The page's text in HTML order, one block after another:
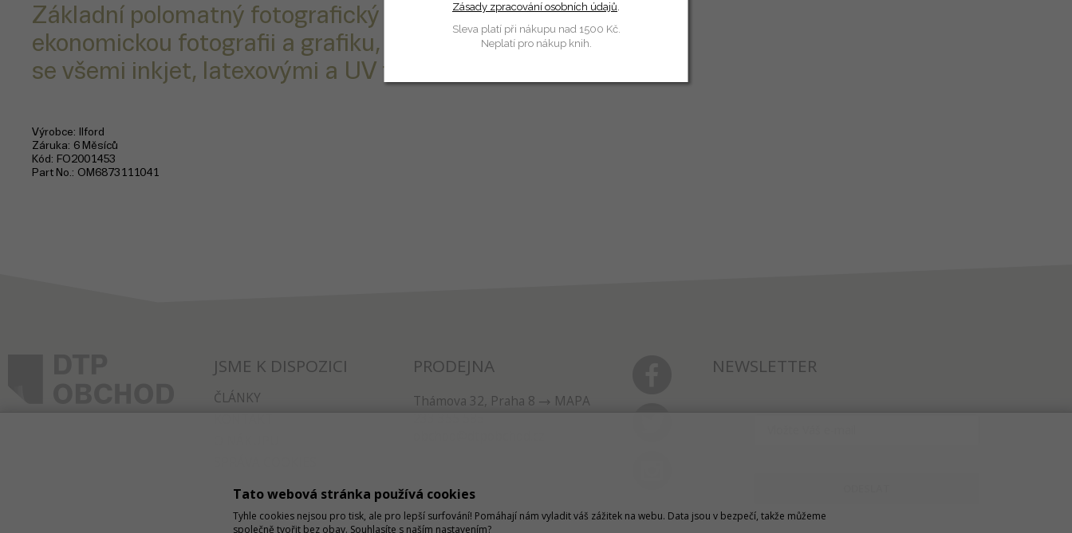
Základní polomatný fotografický papír pro
ekonomickou fotografii a grafiku, kompatibilní
se všemi inkjet, latexovými a UV tiskárnami.
Výrobce
Ilford
Záruka 6 Měsíců
Kód
FO2001453
Part No. OM6873111041
JSME K DISPOZICI
ČLÁNKY
PRODEJNA
Thámova 32, Praha 8
MAPA
NEWSLETTER
Tato webová stránka používá cookies
Tyhle cookies nejsou pro tisk, ale pro lepší surfování! Pomáhají nám vyladit váš zážitek na webu. Data jsou v bezpečí, takže můžeme
společně tvořit bez obav. Souhlasíte s naším nastavením?
Zásady zpracování osobních údajů.
Sleva platí při nákupu nad 1500 Kč.
Neplatí pro nákup knih.